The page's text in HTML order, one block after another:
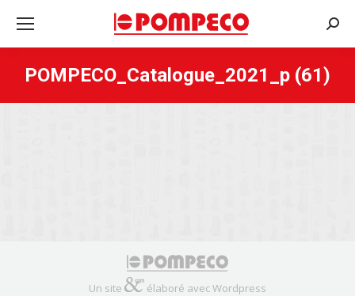
:
POMPECO_Catalogue_2021_p (61)
Un site élaboré avec Wordpress